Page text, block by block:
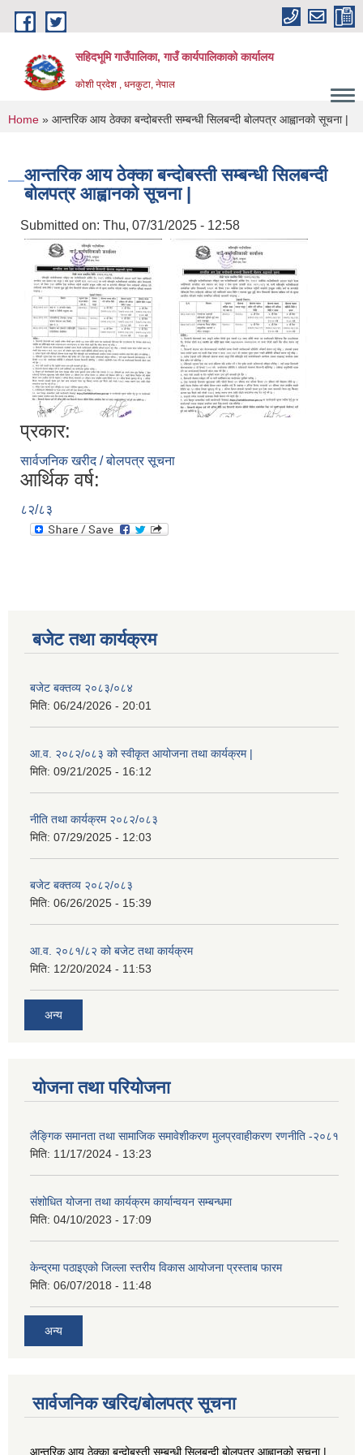
Skip to main content
सहिदभूमि गाउँपालिका, गाउँ कार्यपालिकाको कार्यालय
कोशी प्रदेश , धनकुटा, नेपाल
You are here
Home » आन्तरिक आय ठेक्का बन्दोबस्ती सम्बन्धी सिलबन्दी बोलपत्र आह्वानको सूचना |
आन्तरिक आय ठेक्का बन्दोबस्ती सम्बन्धी सिलबन्दी
बोलपत्र आह्वानको सूचना |
Submitted on: Thu, 07/31/2025 - 12:58
प्रकार:
सार्वजनिक खरीद / बोलपत्र सूचना
आर्थिक वर्ष:
८२/८३
बजेट तथा कार्यक्रम
बजेट बक्तव्य २०८३/०८४
मिति: 06/24/2026 - 20:01
आ.व. २०८२/०८३ को स्वीकृत आयोजना तथा कार्यक्रम |
मिति: 09/21/2025 - 16:12
नीति तथा कार्यक्रम २०८२/०८३
मिति: 07/29/2025 - 12:03
बजेट बक्तव्य २०८२/०८३
मिति: 06/26/2025 - 15:39
आ.व. २०८१/८२ को बजेट तथा कार्यक्रम
मिति: 12/20/2024 - 11:53
अन्य
योजना तथा परियोजना
लैङ्गिक समानता तथा सामाजिक समावेशीकरण मुलप्रवाहीकरण रणनीति -२०८१
मिति: 11/17/2024 - 13:23
संशोधित योजना तथा कार्यक्रम कार्यान्वयन सम्बन्धमा
मिति: 04/10/2023 - 17:09
केन्द्रमा पठाइएको जिल्ला स्तरीय विकास आयोजना प्रस्ताब फारम
मिति: 06/07/2018 - 11:48
अन्य
सार्वजनिक खरिद/बोलपत्र सूचना
आन्तरिक आय ठेक्का बन्दोबस्ती सम्बन्धी सिलबन्दी बोलपत्र आह्वानको सूचना |